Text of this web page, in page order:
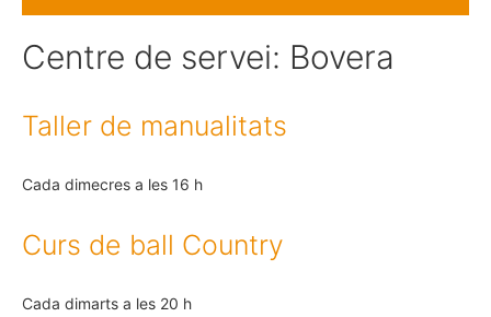
Centre de servei: Bovera
Taller de manualitats
Cada dimecres a les 16 h
Curs de ball Country
Cada dimarts a les 20 h